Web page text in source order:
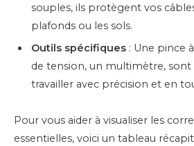
souples, ils protègent vos
plafonds ou les sols.
Outils spécifiques : Une pince
de tension, un multimètre,
travailler avec précision et en
Pour vous aider à visualiser les
essentielles, voici un tableau